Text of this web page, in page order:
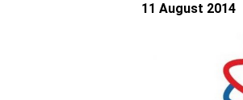
11 August 2014